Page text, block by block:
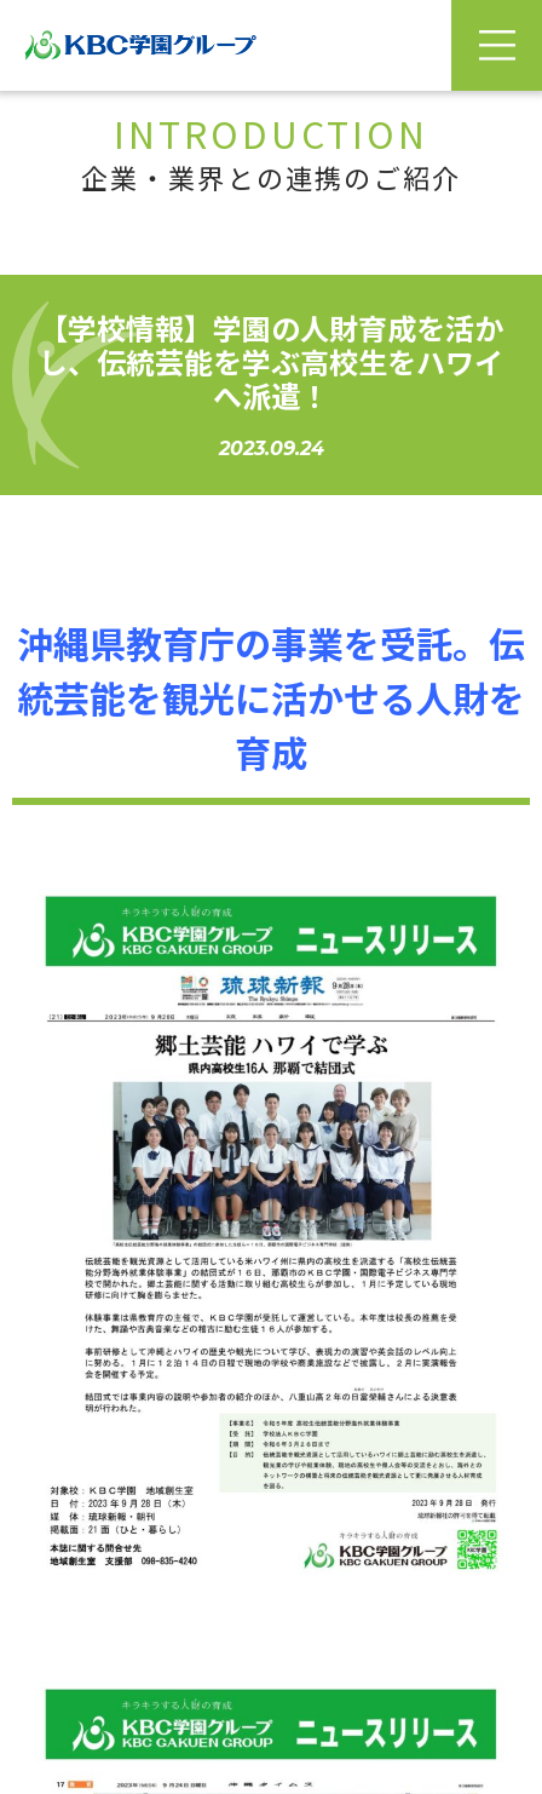
INTRODUCTION
企業・業界との連携のご紹介
【学校情報】学園の人財育成を活か
し、伝統芸能を学ぶ高校生をハワイ
へ派遣！
2023.09.24
沖縄県教育庁の事業を受託。伝
統芸能を観光に活かせる人財を
育成